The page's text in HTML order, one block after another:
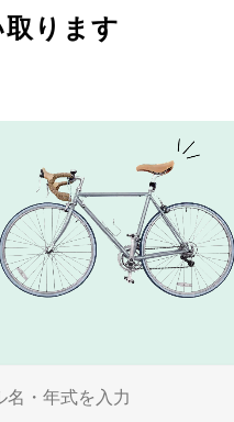
ります